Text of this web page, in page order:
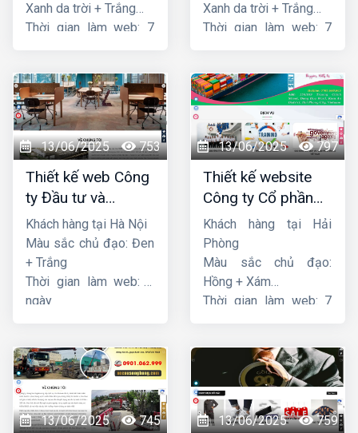
Xanh da trời + Trắng
Thời gian làm web: 7
Xanh da trời + Trắng
Thời gian làm web: 7
13/06/2025 753
Thiết kế web Công
ty Đầu tư và
Thương mại Five-
Star
Khách hàng tại Hà Nội
Màu sắc chủ đạo: Đen
+ Trắng
Thời gian làm web: 7
ngày
13/06/2025 797
Thiết kế website
Công ty Cổ phần
dịch vụ hàng hải
Sen
Khách hàng tại Hải
Phòng
Màu sắc chủ đạo:
Hồng + Xám
Thời gian làm web: 7
13/06/2025 745 13/06/2025 759